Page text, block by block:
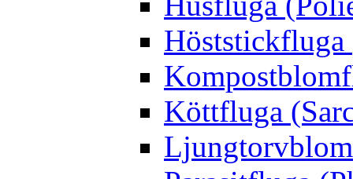
Höststickfluga
Köttfluga